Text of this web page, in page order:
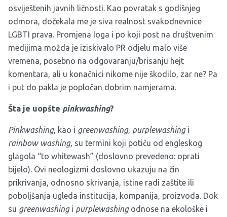
osviještenih javnih ličnosti. Kao povratak s godišnjeg
odmora, dočekala me je siva realnost svakodnevnice
LGBTI prava. Promjena loga i po koji post na društvenim
medijima možda je iziskivalo PR odjelu malo više
vremena, posebno na odgovaranju/brisanju hejt
komentara, ali u konačnici nikome nije škodilo, zar ne? Pa
i put do pakla je popločan dobrim namjerama.
Šta je uopšte pinkwashing?
Pinkwashing, kao i greenwashing, purplewashing i
rainbow washing, su termini koji potiču od engleskog
glagola “to whitewash” (doslovno prevedeno: oprati
bijelo). Ovi neologizmi doslovno ukazuju na čin
prikrivanja, odnosno skrivanja, istine radi zaštite ili
poboljšanja ugleda institucija, kompanija, proizvoda. Dok
su greenwashing i purplewashingodnose na ekološke i